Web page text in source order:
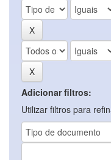
Adicionar filtros:
Utilizar filtros para